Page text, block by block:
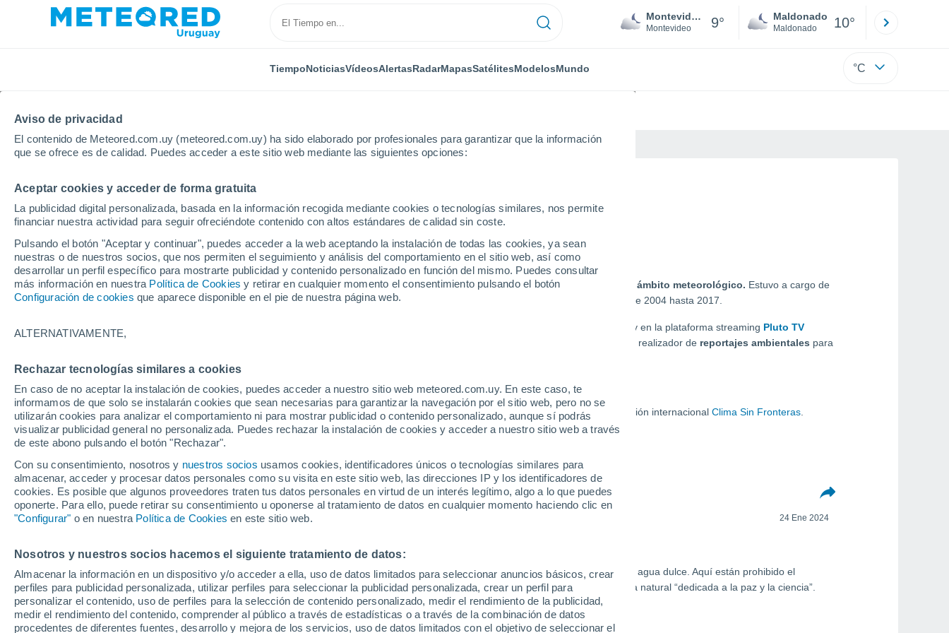
Aviso de privacidad
El contenido de Meteored.com.uy (meteored.com.uy) ha sido elaborado por profesionales para garantizar que la información
que se ofrece es de calidad. Puedes acceder a este sitio web mediante las siguientes opciones:
Aceptar cookies y acceder de forma gratuita
La publicidad digital personalizada, basada en la información recogida mediante cookies o tecnologías similares, nos permite
financiar nuestra actividad para seguir ofreciéndote contenido con altos estándares de calidad sin coste.
Pulsando el botón "Aceptar y continuar", puedes acceder a la web aceptando la instalación de todas las cookies, ya sean
nuestras o de nuestros socios, que nos permiten el seguimiento y análisis del comportamiento en el sitio web, así como
desarrollar un perfil específico para mostrarte publicidad y contenido personalizado en función del mismo. Puedes consultar
más información en nuestra Política de Cookies y retirar en cualquier momento el consentimiento pulsando el botón
Configuración de cookies que aparece disponible en el pie de nuestra página web.
ALTERNATIVAMENTE,
Rechazar tecnologías similares a cookies
En caso de no aceptar la instalación de cookies, puedes acceder a nuestro sitio web meteored.com.uy. En este caso, te
informamos de que solo se instalarán cookies que sean necesarias para garantizar la navegación por el sitio web, pero no se
utilizarán cookies para analizar el comportamiento ni para mostrar publicidad o contenido personalizado, aunque sí podrás
visualizar publicidad general no personalizada. Puedes rechazar la instalación de cookies y acceder a nuestro sitio web a través
de este abono pulsando el botón "Rechazar".
Con su consentimiento, nosotros y nuestros socios usamos cookies, identificadores únicos o tecnologías similares para
almacenar, acceder y procesar datos personales como su visita en este sitio web, las direcciones IP y los identificadores de
cookies. Es posible que algunos proveedores traten tus datos personales en virtud de un interés legítimo, algo a lo que puedes
oponerte. Para ello, puede retirar su consentimiento u oponerse al tratamiento de datos en cualquier momento haciendo clic en
"Configurar" o en nuestra Política de Cookies en este sitio web.
Nosotros y nuestros socios hacemos el siguiente tratamiento de datos:
Almacenar la información en un dispositivo y/o acceder a ella, uso de datos limitados para seleccionar anuncios básicos, crear
perfiles para publicidad personalizada, utilizar perfiles para seleccionar la publicidad personalizada, crear un perfil para
personalizar el contenido, uso de perfiles para la selección de contenido personalizado, medir el rendimiento de la publicidad,
medir el rendimiento del contenido, comprender al público a través de estadísticas o a través de la combinación de datos
procedentes de diferentes fuentes, desarrollo y mejora de los servicios, uso de datos limitados con el objetivo de seleccionar el
Montevideo
Montevideo 9° Maldonado
Maldonado 10°
TiempoNoticiasVídeosAlertasRadarMapasSatélitesModelosMundo °C
Inicio Sobre nosotros Equipo Alejandro Sepúlveda
Alejandro Sepúlveda
Periodista científico -16 artículos
Alejandro Sepúlveda Jara esperiodista y licenciado en comunicación social con 20 años de experiencia en el ámbito meteorológico. Estuvo a cargo de
la edición periodística y la redacción de los informes del tiempo emitidos por Televisión Nacional de Chile (TVN) desde 2004 hasta 2017.
Actualmente es y en la plataforma streaming Pluto TV
y realizador de reportajes ambientales para
También esredactor de contenidos para los portales web y las redes sociales de estos medios.
Fuera del ámbito laboral, Alejandro integra la ONGCiudadanos y Climay es el representante de Chileen la agrupación internacional Clima Sin Fronteras
Es una persona quedisfruta mucho de la naturaleza y su defensa
Artículos de Alejandro Sepúlveda
24 Ene 2024
¿A quién pertenece la Antártica? Estos son los países que reclaman soberanía
El continente más frío, seco y ventoso del planeta representa la mayor reserva de agua dulce. Aquí están prohibido el
extractivismo así como las intervenciones militares, ya que se trata de una reserva natural “dedicada a la paz y la ciencia”.